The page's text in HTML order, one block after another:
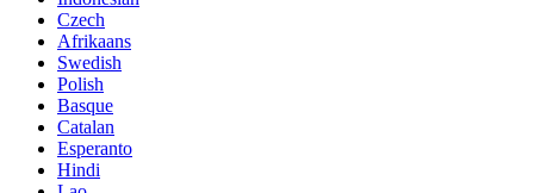
Czech
Afrikaans
Swedish
Polish
Basque
Catalan
Esperanto
Hindi